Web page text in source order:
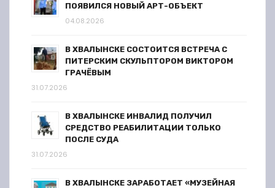
ПОЯВИЛСЯ НОВЫЙ АРТ-ОБЪЕКТ
04.08.2026
В ХВАЛЫНСКЕ СОСТОИТСЯ ВСТРЕЧА С
ПИТЕРСКИМ СКУЛЬПТОРОМ ВИКТОРОМ
ГРАЧЁВЫМ
31.07.2026
В ХВАЛЫНСКЕ ИНВАЛИД ПОЛУЧИЛ
СРЕДСТВО РЕАБИЛИТАЦИИ ТОЛЬКО
ПОСЛЕ СУДА
31.07.2026
В ХВАЛЫНСКЕ ЗАРАБОТАЕТ «МУЗЕЙНАЯ